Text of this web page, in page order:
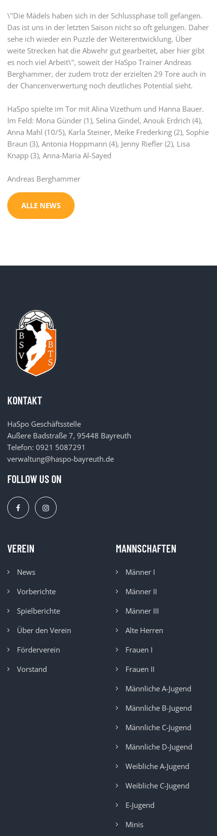
\"Die Mädels haben sich in der Schlussphase toll gefangen.
Das ist uns in der letzten Saison nicht so oft gelungen. Daher
sehe ich wieder ein Puzzle der Weiterentwicklung. Über
weite Strecken hat die Abwehr gut gearbeitet, aber hier gibt
es noch viel Arbeit\", soweit der HaSpo Trainer Andreas
Berghammer, der zudem trotz der erzielten 29 Tore auch in
der Chancenverwertung noch deutliches Potential sieht.
HaSpo spielte im Tor mit Alina Vizethum und Hanna Bauer.
Im Feld: Mona Günder (1), Selina Gindel, Anouk Erdrich (4),
Anna Mahl (10/5), Karla Steiner, Meike Frederking (2), Sophie
Braun (3), Antonia Hoppmann (4), Jenny Riefler (2), Lisa
Knapp (3), Anna-Maria Al-Sayed
Andreas Berghammer
ALLE NEWS
KONTAKT
HaSpo Geschäftsstelle
Außere Badstraße 7, 95448 Bayreuth
Telefon: 0921 5087291
verwaltung@haspo-bayreuth.de
FOLLOW US ON
VEREIN
News
Vorberichte
Spielberichte
Über den Verein
Förderverein
Vorstand
MANNSCHAFTEN
Männer I
Männer II
Männer III
Alte Herren
Frauen I
Frauen II
Männliche A-Jugend
Männliche B-Jugend
Männliche C-Jugend
Männliche D-Jugend
Weibliche A-Jugend
Weibliche C-Jugend
E-Jugend
Minis